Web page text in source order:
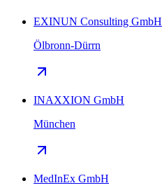
EXINUN Consulting GmbH
Ölbronn-Dürrn
INAXXION GmbH
München
MedInEx GmbH